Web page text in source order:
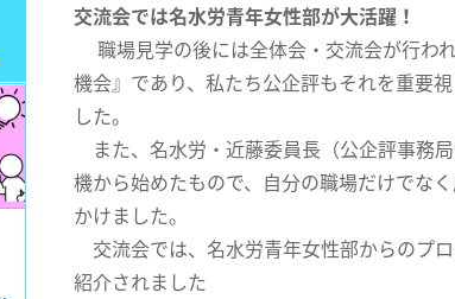
交流会では名水労青年女性部が大活躍！
職場見学の後には全体会・交流会が行わ
機会』であり、私たち公企評もそれを重要
した。
また、名水労・近藤委員長（公企評事務
機から始めたもので、自分の職場だけでな
かけました。
交流会では、名水労青年女性部からのプ
紹介されました